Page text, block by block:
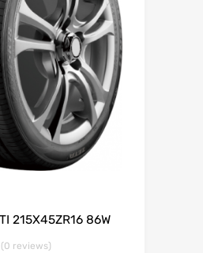
215X45ZR16 86W
(0 reviews)